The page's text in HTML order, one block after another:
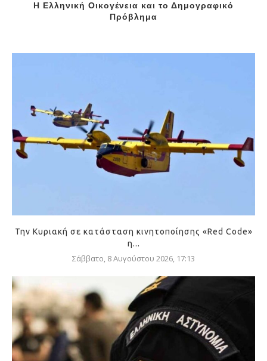
Η Ελληνική Οικογένεια και το Δημογραφικό
Πρόβλημα
Την Κυριακή σε κατάσταση κινητοποίησης «Red Code»
η...
Σάββατο, 8 Αυγούστου 2026, 17:13